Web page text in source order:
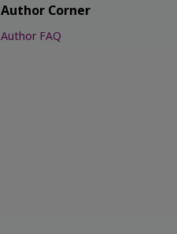
Author Corner
Author FAQ